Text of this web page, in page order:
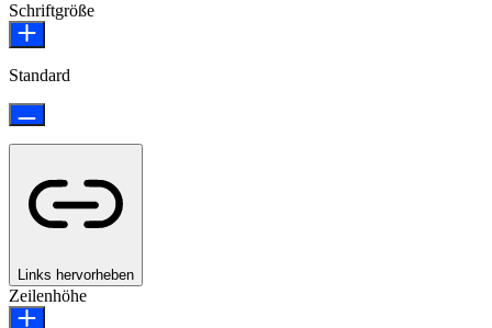
Schriftgröße
Standard
Links hervorheben
Zeilenhöhe